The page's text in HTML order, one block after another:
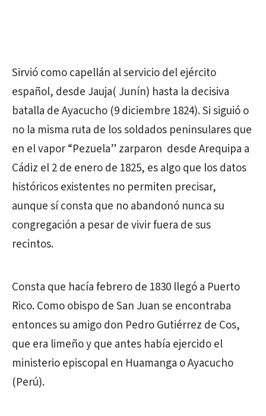
Sirvió como capellán al servicio del ejército
español, desde Jauja( Junín) hasta la decisiva
batalla de Ayacucho (9 diciembre 1824). Si siguió o
no la misma ruta de los soldados peninsulares que
en el vapor “Pezuela” zarparon desde Arequipa a
Cádiz el 2 de enero de 1825, es algo que los datos
históricos existentes no permiten precisar,
aunque sí consta que no abandonó nunca su
congregación a pesar de vivir fuera de sus
recintos.
Consta que hacía febrero de 1830 llegó a Puerto
Rico. Como obispo de San Juan se encontraba
entonces su amigo don Pedro Gutiérrez de Cos,
que era limeño y que antes había ejercido el
ministerio episcopal en Huamanga o Ayacucho
(Perú).